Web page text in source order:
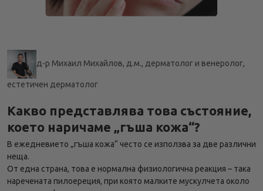
Как влияе храненето върху този проблем и какви са
препоръките за диета и прием на витамини?
д-р Михаил Михайлов, д.м., дерматолог и венеролог,
естетичен дерматолог
Какво представлява това състояние,
което наричаме „гъша кожа“?
В ежедневието „гъша кожа“ често се използва за две различни
неща.
От една страна, това е нормална физиологична реакция – така
наречената пилоереция, при която малките мускулчета около